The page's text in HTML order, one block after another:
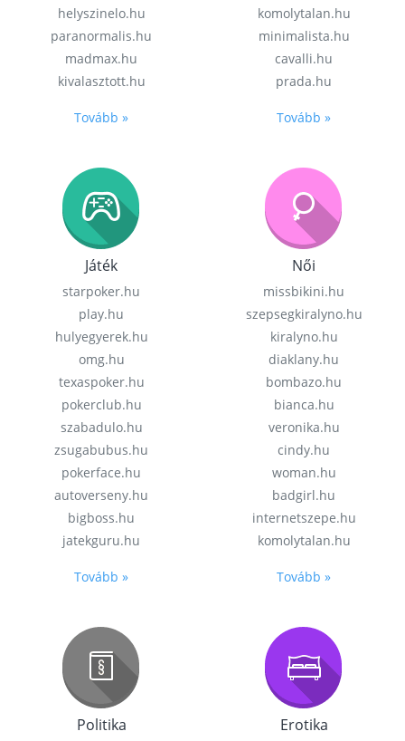
helyszinelo.hu
paranormalis.hu
madmax.hu
kivalasztott.hu
Tovább »
komolytalan.hu
minimalista.hu
cavalli.hu
prada.hu
Tovább »
Játék
starpoker.hu
play.hu
hulyegyerek.hu
omg.hu
texaspoker.hu
pokerclub.hu
szabadulo.hu
zsugabubus.hu
pokerface.hu
autoverseny.hu
bigboss.hu
jatekguru.hu
Tovább »
Női
missbikini.hu
szepsegkiralyno.hu
kiralyno.hu
diaklany.hu
bombazo.hu
bianca.hu
veronika.hu
cindy.hu
woman.hu
badgirl.hu
internetszepe.hu
komolytalan.hu
Tovább »
Politika Erotika